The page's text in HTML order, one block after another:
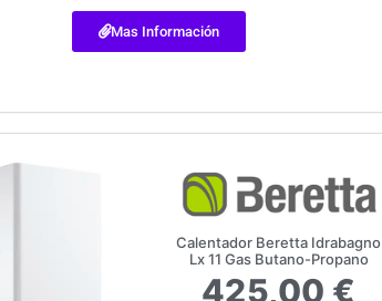
Mas Información
Calentador Beretta Idrabagno
Lx 11 Gas Butano-Propano
425,00 €